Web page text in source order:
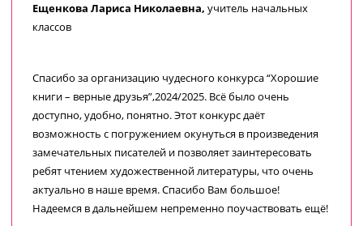
электронной почте. Как и было обещано, работу приняли
к участию уже на следующий день, о чем прислали
позже. Всю исчерпывающую информацию на каждом
последующем этапе организаторы высылали по
электронной почте и каждый раз, когда мы уже
переставали надеяться, мы получали заветное письмо!
После публикации итогового отчёта на сайте конкурса
нам было предложено дослать некоторые документы для
включения информации об участнике в Государственный
ресурс о лицах, проявивших выдающиеся способности.
Ещенкова Лариса Николаевна, учитель начальных
классов
Спасибо за организацию чудесного конкурса “Хорошие
книги – верные друзья”,2024/2025. Всё было очень
доступно, удобно, понятно. Этот конкурс даёт
возможность с погружением окунуться в произведения
замечательных писателей и позволяет заинтересовать
ребят чтением художественной литературы, что очень
актуально в наше время. Спасибо Вам большое!
Надеемся в дальнейшем непременно поучаствовать ещё!